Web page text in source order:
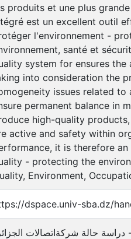
produits et une plus
est un excellent outil
l'environnement -
santé et
system for ensures
into consideration the
issues related
permanent balance in
high-quality
active and safety within
it is therefore
- protecting the
Environment,
dspace.univ-sba.dz/
دراسة حالة شركةاتصالات الجزائر